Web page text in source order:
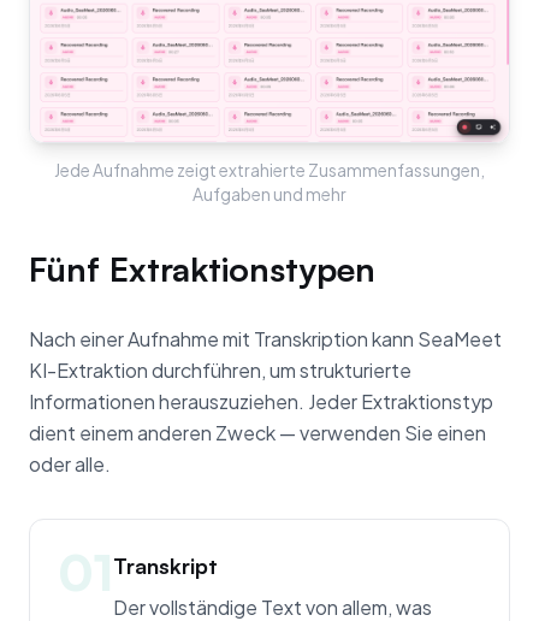
Jede Aufnahme zeigt extrahierte Zusammenfassungen,
Aufgaben und mehr
Fünf Extraktionstypen
Nach einer Aufnahme mit Transkription kann SeaMeet
KI-Extraktion durchführen, um strukturierte
Informationen herauszuziehen. Jeder Extraktionstyp
dient einem anderen Zweck — verwenden Sie einen
oder alle.
01Transkript
Der vollständige Text von allem, was